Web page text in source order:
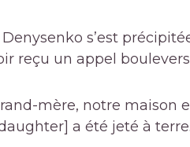
s’est
reçu un appel
mère, notre maison
a été jeté à